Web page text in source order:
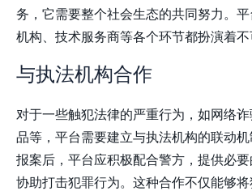
务，它需要整个社会生态的共同努力。
机构、技术服务商等各个环节都扮演着不
与执法机构合作
对于一些触犯法律的严重行为，如网络
品等，平台需要建立与执法机构的联动
报案后，平台应积极配合警方，提供必要
协助打击犯罪行为。这种合作不仅能够